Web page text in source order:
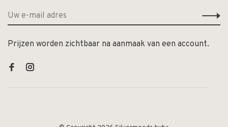
Prijzen worden zichtbaar na aanmaak van een account.